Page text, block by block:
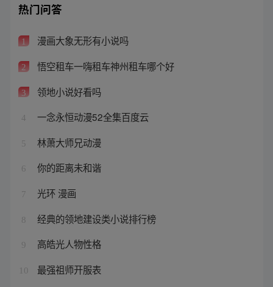
热门问答
1 漫画大象无形有小说吗
2 悟空租车一嗨租车神州租车哪个好
3 领地小说好看吗
4 一念永恒动漫52全集百度云
5 林萧大师兄动漫
6 你的距离未和谐
7 光环 漫画
8 经典的领地建设类小说排行榜
9 高皓光人物性格
10 最强祖师开服表